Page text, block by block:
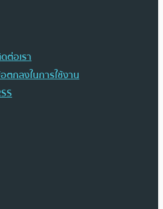
ต่อเรา
ตกลงในการใช้งาน